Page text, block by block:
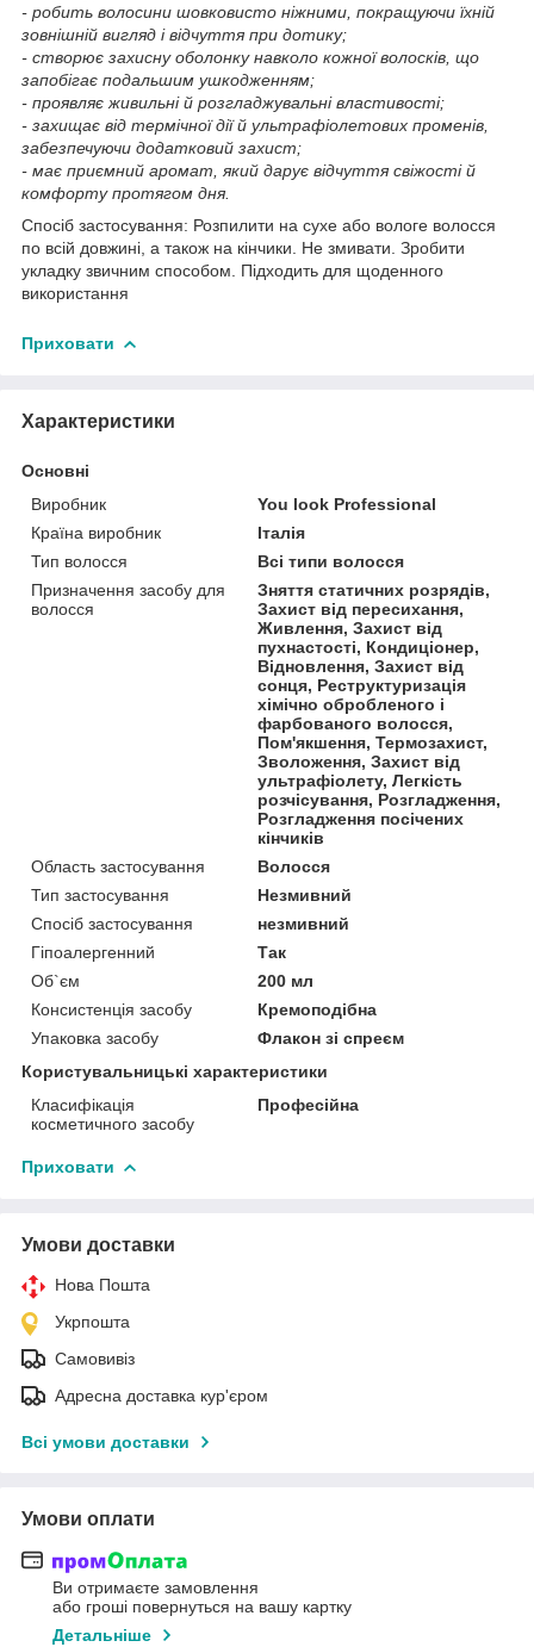
- робить волосини шовковисто ніжними, покращуючи їхній
зовнішній вигляд і відчуття при дотику;
- створює захисну оболонку навколо кожної волосків, що
запобігає подальшим ушкодженням;
- проявляє живильні й розгладжувальні властивості;
- захищає від термічної дії й ультрафіолетових променів,
забезпечуючи додатковий захист;
- має приємний аромат, який дарує відчуття свіжості й
комфорту протягом дня.
Спосіб застосування: Розпилити на сухе або вологе волосся
по всій довжині, а також на кінчики. Не змивати. Зробити
укладку звичним способом. Підходить для щоденного
використання
Приховати
Характеристики
Основні
Виробник
You look Professional
Країна виробник
Італія
Тип волосся
Всі типи волосся
Призначення засобу для
волосся
Зняття статичних розрядів,
Захист від пересихання,
Живлення, Захист від
пухнастості, Кондиціонер,
Відновлення, Захист від
сонця, Реструктуризація
хімічно обробленого і
фарбованого волосся,
Пом'якшення, Термозахист,
Зволоження, Захист від
ультрафіолету, Легкість
розчісування, Розгладження,
Розгладження посічених
кінчиків
Область застосування
Волосся
Тип застосування
Незмивний
Спосіб застосування
незмивний
Гіпоалергенний
Так
Об`єм
200 мл
Консистенція засобу
Кремоподібна
Упаковка засобу
Флакон зі спреєм
Користувальницькі характеристики
Класифікація
косметичного засобу
Професійна
Приховати
Умови доставки
Нова Пошта
Укрпошта
Самовивіз
Адресна доставка кур'єром
Всі умови доставки
Умови оплати
Ви отримаєте замовлення
або гроші повернуться на вашу картку
Детальніше